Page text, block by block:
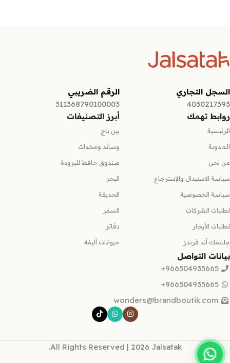
السجل التجاري
4030217393
الرقم الضريبي
311368790100003
روابط تهمك
الرئيسية
المدونة
من نحن
سياسة الاستبدال والإسترجاع
سياسة الخصوصية
لطلبات الشركات
لطلبات الأيجار
جلستك أند فرندز
أبرز التصنيفات
بين باج
وسائد ومخدات
صندوق حافظ للبرودة
البحر
الحديقة
السفر
دفاتر
حيوانات أليفة
بيانات التواصل
966504935665+
966504935665+
wonders@brandboutik.com
All Rights Reserved | 2026 Jalsatak.